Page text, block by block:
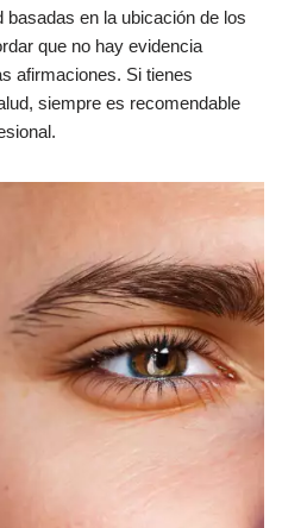
en la ubicación de los
que no hay evidencia
afirmaciones. Si tienes
siempre es recomendable